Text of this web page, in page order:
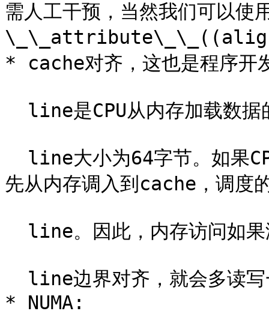
需人工干预，当然我们可以使
* cache对齐，这也是程序开
先从内存调入到cache，调度
* NUMA: